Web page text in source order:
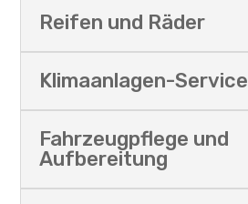
Reifen und Räder
Klimaanlagen-Service
Fahrzeugpflege und
Aufbereitung